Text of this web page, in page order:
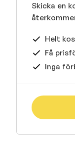
Skicka en
Helt
Få
Inga